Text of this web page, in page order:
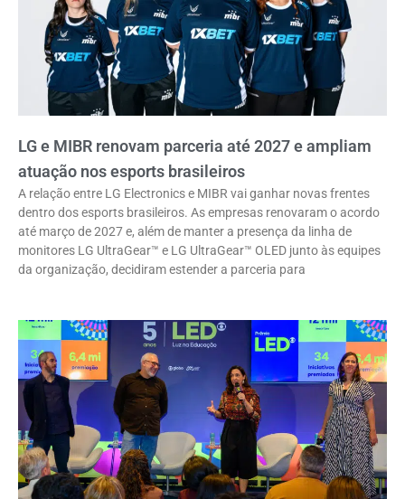
LG e MIBR renovam parceria até 2027 e ampliam
atuação nos esports brasileiros
A relação entre LG Electronics e MIBR vai ganhar novas frentes
dentro dos esports brasileiros. As empresas renovaram o acordo
até março de 2027 e, além de manter a presença da linha de
monitores LG UltraGear™ e LG UltraGear™ OLED junto às equipes
da organização, decidiram estender a parceria para